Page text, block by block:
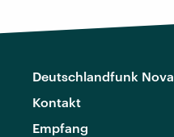
Deutschlandfunk Nova
Kontakt
Empfang